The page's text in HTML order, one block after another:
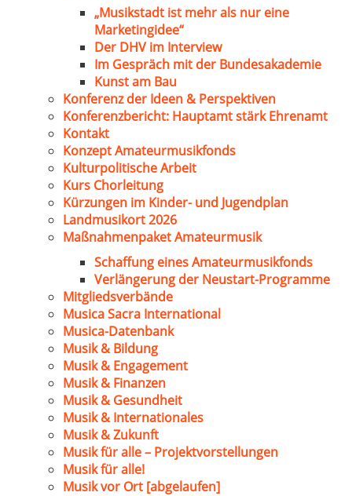
„Musikstadt ist mehr als nur eine
Marketingidee“
Der DHV im Interview
Im Gespräch mit der Bundesakademie
Kunst am Bau
Konferenz der Ideen & Perspektiven
Konferenzbericht: Hauptamt stärk Ehrenamt
Kontakt
Konzept Amateurmusikfonds
Kulturpolitische Arbeit
Kurs Chorleitung
Kürzungen im Kinder- und Jugendplan
Landmusikort 2026
Maßnahmenpaket Amateurmusik
Schaffung eines Amateurmusikfonds
Verlängerung der Neustart-Programme
Mitgliedsverbände
Musica Sacra International
Musica-Datenbank
Musik & Bildung
Musik & Engagement
Musik & Finanzen
Musik & Gesundheit
Musik & Internationales
Musik & Zukunft
Musik für alle – Projektvorstellungen
Musik für alle!
Musik vor Ort [abgelaufen]